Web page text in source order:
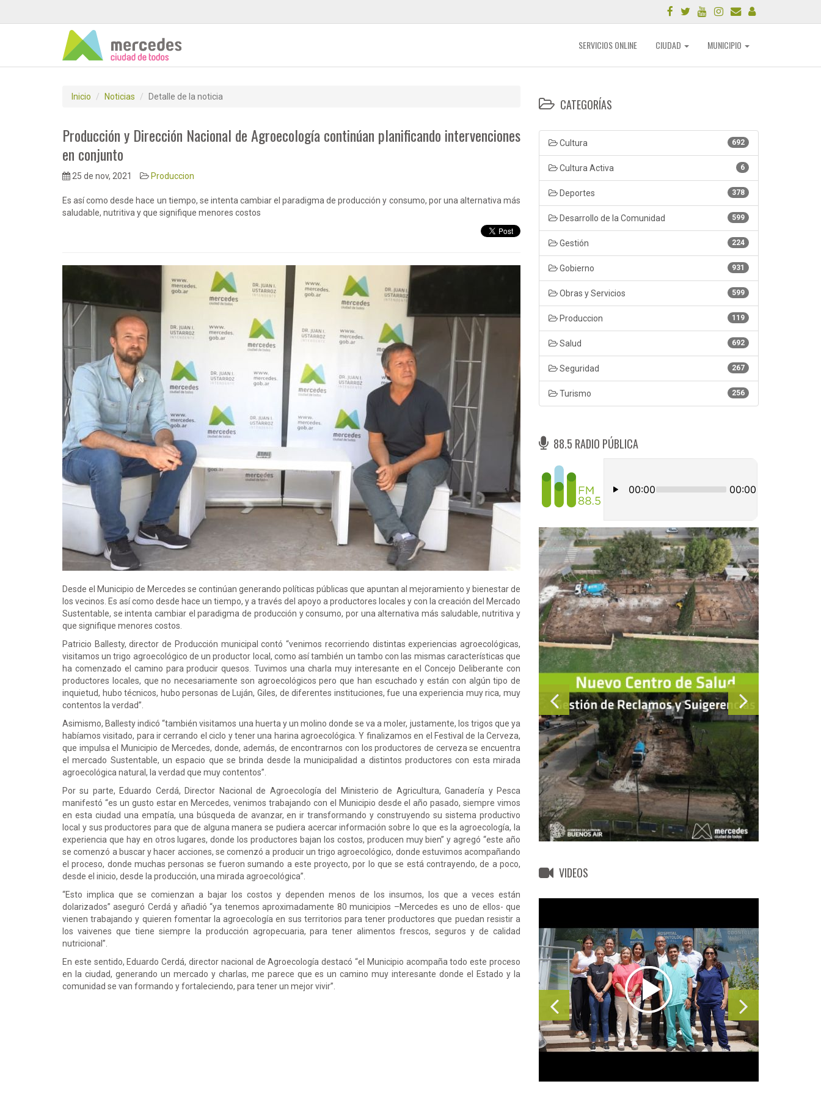
SERVICIOS ONLINE CIUDAD MUNICIPIO
Inicio Noticias Detalle de la noticia
Producción y Dirección Nacional de Agroecología continúan planificando intervenciones
en conjunto
25 de nov, 2021 Produccion
Es así como desde hace un tiempo, se intenta cambiar el paradigma de producción y consumo, por una alternativa más
saludable, nutritiva y que signifique menores costos
Desde el Municipio de Mercedes se continúan generando políticas públicas que apuntan al mejoramiento y bienestar de
los vecinos. Es así como desde hace un tiempo, y a través del apoyo a productores locales y con la creación del Mercado
Sustentable, se intenta cambiar el paradigma de producción y consumo, por una alternativa más saludable, nutritiva y
que signifique menores costos.
Patricio Ballesty, director de Producción municipal contó “venimos recorriendo distintas experiencias agroecológicas,
visitamos un trigo agroecológico de un productor local, como así también un tambo con las mismas características que
ha comenzado el camino para producir quesos. Tuvimos una charla muy interesante en el Concejo Deliberante con
productores locales, que no necesariamente son agroecológicos pero que han escuchado y están con algún tipo de
inquietud, hubo técnicos, hubo personas de Luján, Giles, de diferentes instituciones, fue una experiencia muy rica, muy
contentos la verdad”.
Asimismo, Ballesty indicó “también visitamos una huerta y un molino donde se va a moler, justamente, los trigos que ya
habíamos visitado, para ir cerrando el ciclo y tener una harina agroecológica. Y finalizamos en el Festival de la Cerveza,
que impulsa el Municipio de Mercedes, donde, además, de encontrarnos con los productores de cerveza se encuentra
el mercado Sustentable, un espacio que se brinda desde la municipalidad a distintos productores con esta mirada
agroecológica natural, la verdad que muy contentos”.
Por su parte, Eduardo Cerdá, Director Nacional de Agroecología del Ministerio de Agricultura, Ganadería y Pesca
manifestó “es un gusto estar en Mercedes, venimos trabajando con el Municipio desde el año pasado, siempre vimos
en esta ciudad una empatía, una búsqueda de avanzar, en ir transformando y construyendo su sistema productivo
local y sus productores para que de alguna manera se pudiera acercar información sobre lo que es la agroecología, la
experiencia que hay en otros lugares, donde los productores bajan los costos, producen muy bien” y agregó “este año
se comenzó a buscar y hacer acciones, se comenzó a producir un trigo agroecológico, donde estuvimos acompañando
el proceso, donde muchas personas se fueron sumando a este proyecto, por lo que se está contrayendo, de a poco,
desde el inicio, desde la producción, una mirada agroecológica”.
“Esto implica que se comienzan a bajar los costos y dependen menos de los insumos, los que a veces están
dolarizados” aseguró Cerdá y añadió “ya tenemos aproximadamente 80 municipios –Mercedes es uno de ellos- que
vienen trabajando y quieren fomentar la agroecología en sus territorios para tener productores que puedan resistir a
los vaivenes que tiene siempre la producción agropecuaria, para tener alimentos frescos, seguros y de calidad
nutricional”.
En este sentido, Eduardo Cerdá, director nacional de Agroecología destacó “el Municipio acompaña todo este proceso
en la ciudad, generando un mercado y charlas, me parece que es un camino muy interesante donde el Estado y la
comunidad se van formando y fortaleciendo, para tener un mejor vivir”.
CATEGORÍAS
692
Cultura
6
Cultura Activa
378
Deportes
599
Desarrollo de la Comunidad
224
Gestión
931
Gobierno
599
Obras y Servicios
119
Produccion
692
Salud
267
Seguridad
256
Turismo
88.5 RADIO PÚBLICA
VIDEOS